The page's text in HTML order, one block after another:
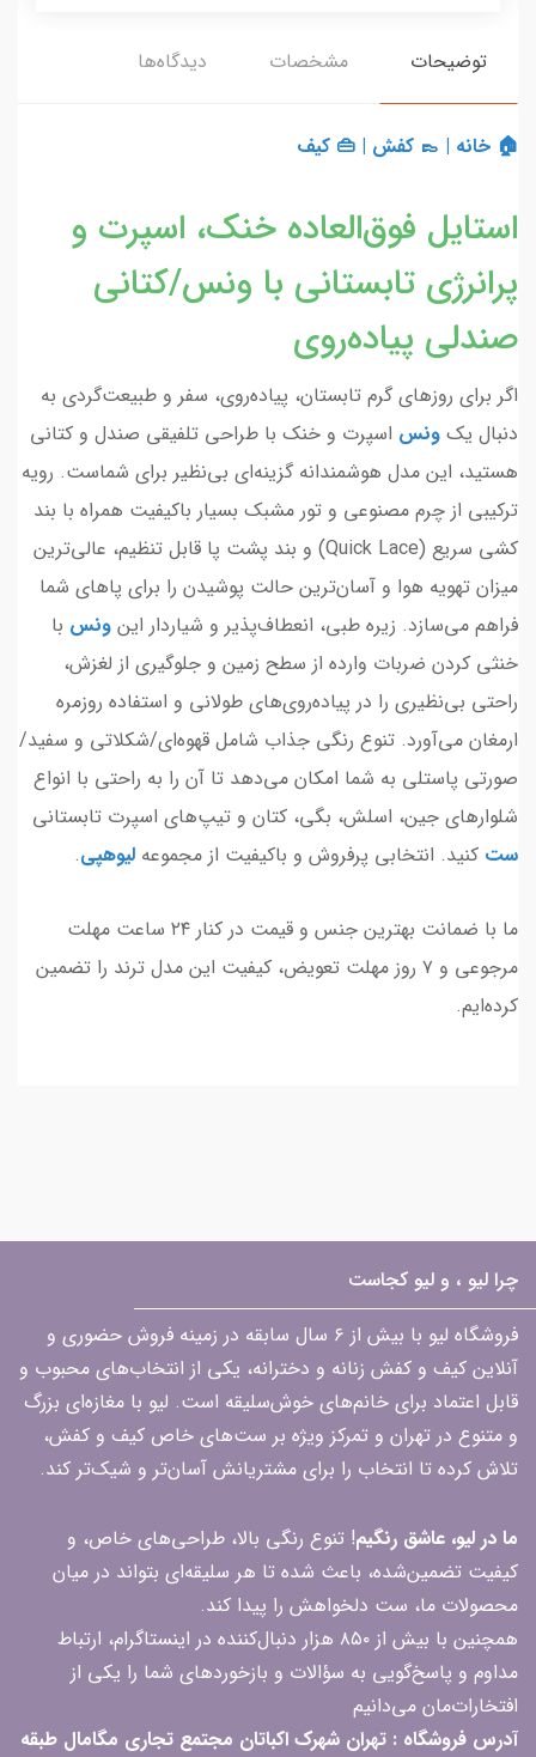
توضیحات مشخصات دیدگاه‌ها
🏠 خانه | 👞 کفش | 👜 کیف
استایل فوق‌العاده خنک، اسپرت و
پرانرژی تابستانی با ونس/کتانی
صندلی پیاده‌روی
اگر برای روزهای گرم تابستان، پیاده‌روی، سفر و طبیعت‌گردی به
دنبال یک ونس اسپرت و خنک با طراحی تلفیقی صندل و کتانی
هستید، این مدل هوشمندانه گزینه‌ای بی‌نظیر برای شماست. رویه
ترکیبی از چرم مصنوعی و تور مشبک بسیار باکیفیت همراه با بند
کشی سریع (Quick Lace) و بند پشت پا قابل تنظیم، عالی‌ترین
میزان تهویه هوا و آسان‌ترین حالت پوشیدن را برای پاهای شما
فراهم می‌سازد. زیره طبی، انعطاف‌پذیر و شیاردار این ونس با
خنثی کردن ضربات وارده از سطح زمین و جلوگیری از لغزش،
راحتی بی‌نظیری را در پیاده‌روی‌های طولانی و استفاده روزمره
ارمغان می‌آورد. تنوع رنگی جذاب شامل قهوه‌ای/شکلاتی و سفید/
صورتی پاستلی به شما امکان می‌دهد تا آن را به راحتی با انواع
شلوارهای جین، اسلش، بگی، کتان و تیپ‌های اسپرت تابستانی
ست کنید. انتخابی پرفروش و باکیفیت از مجموعه لیوهپی.
ما با ضمانت بهترین جنس و قیمت در کنار ۲۴ ساعت مهلت
مرجوعی و ۷ روز مهلت تعویض، کیفیت این مدل ترند را تضمین
کرده‌ایم.
چرا لیو ، و لیو کجاست
فروشگاه لیو با بیش از ۶ سال سابقه در زمینه فروش حضوری و
آنلاین کیف و کفش زنانه و دخترانه، یکی از انتخاب‌های محبوب و
قابل اعتماد برای خانم‌های خوش‌سلیقه است. لیو با مغازه‌ای بزرگ
و متنوع در تهران و تمرکز ویژه بر ست‌های خاص کیف و کفش،
تلاش کرده تا انتخاب را برای مشتریانش آسان‌تر و شیک‌تر کند.
ما در لیو، عاشق رنگیم! تنوع رنگی بالا، طراحی‌های خاص، و
کیفیت تضمین‌شده، باعث شده تا هر سلیقه‌ای بتواند در میان
محصولات ما، ست دلخواهش را پیدا کند.
همچنین با بیش از ۸۵۰ هزار دنبال‌کننده در اینستاگرام، ارتباط
مداوم و پاسخ‌گویی به سؤالات و بازخوردهای شما را یکی از
افتخارات‌مان می‌دانیم
آدرس فروشگاه : تهران شهرک اکباتان مجتمع تجاری مگامال طبقه